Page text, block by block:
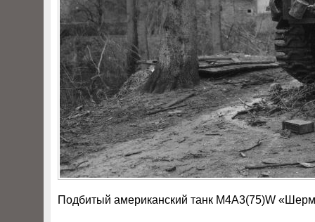
Подбитый американский танк M4A3(75)W